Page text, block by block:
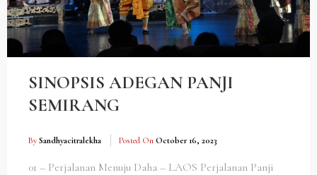
SINOPSIS ADEGAN PANJI
SEMIRANG
By Sandhyacitralekha Posted On October 16, 2023
01 – Perjalanan Menuju Daha – LAOS Perjalanan Panji